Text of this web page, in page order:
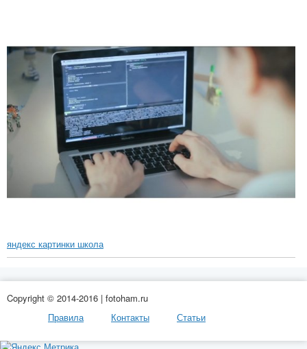
яндекс картинки школа
Copyright © 2014-2016 | fotoham.ru
Правила
Контакты Статьи